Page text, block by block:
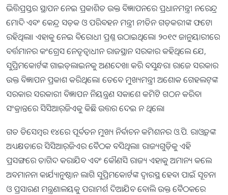
ଭିତ୍ତିପ୍ରସ୍ତର ସ୍ଥାପନ ନେଇ ପ୍ରକାଶିତ ଉକ୍ତ ବିଜ୍ଞାପନରେ ପ୍ରଧାନମନ୍ତ୍ରୀ ନରେନ୍ଦ୍ର
ମୋଦି ଏବଂ କେନ୍ଦ୍ର ସଡ଼କ ଓ ପରିବହନ ମନ୍ତ୍ରୀ ନୀତିନ ଗଡ଼କରୀଙ୍କ ଫଟୋ
ରହିଥିଲା। ଏହାକୁ ନେଇ ବିରୋଧୀ ପ୍ରଶ୍ନ ଉଠାଇଥିଲେ। ୨୦୧୯ ଜାନୁୟାରୀରେ
ବର୍ତ୍ତମାନର କଂଗ୍ରେସ ନେତୃତ୍ୱାଧୀନ ରାଜସ୍ଥାନ ସରକାର କହିଥିଲେ ଯେ,
ସୁପ୍ରିମକୋର୍ଟଙ୍କ ଗାଇଡ୍‌ଲାଇନକୁ ଅଣଦେଖା କରି ବସୁନ୍ଧରା ରାଜେ ସରକାର
ଉକ୍ତ ବିଜ୍ଞାପନ ପ୍ରକାଶ କରିଥିଲେ। ତେବେ ମୁଖ୍ୟମନ୍ତ୍ରୀ ଅଶୋକ ଗେହଲଟ୍‌ଙ୍କ
ସରକାର ସରକାରୀ ବିଜ୍ଞାପନ ନିୟନ୍ତ୍ରଣ ସକାଶେ କମିଟି ଗଠନ କରିବା
ସଂକ୍ରାନ୍ତରେ ସିସିଆର୍‌ଜିଏକୁ କିଛି ଉତ୍ତର ଦେଇ ନ ଥିଲେ।
ଗତ ଡିସେମ୍ବର ୧୪ରେ ପୂର୍ବତନ ମୁଖ୍ୟ ନିର୍ବାଚନ କମିଶନର ଓ.ପି. ରାଓ୍ବତ୍‌ଙ୍କ
ଅଧ୍ୟକ୍ଷତାରେ ସିସିଆର୍‌ଜିଏର ବୈଠକ ବସିଥିଲା। ରାଜ୍ୟଗୁଡ଼ିକୁ ଏହି
ପ୍ରସଙ୍ଗରେ ତାଗିଦ କରାଯିବ ଏବଂ କୌଣସି ରାଜ୍ୟ ଏହାକୁ ଅମାନ୍ୟ କଲେ
ଅବମାନନା କାର୍ଯ୍ୟାନୁଷ୍ଠାନ ଲାଗି ସୁପ୍ରିମକୋର୍ଟଙ୍କ ଦ୍ୱାରସ୍ଥ ହେବା ପାଇଁ ସୂଚନା
ଓ ପ୍ରସାରଣ ମନ୍ତ୍ରଣାଳୟକୁ ପରାମର୍ଶ ଦିଆଯିବ ବୋଲି ଉକ୍ତ ବୈଠକରେ